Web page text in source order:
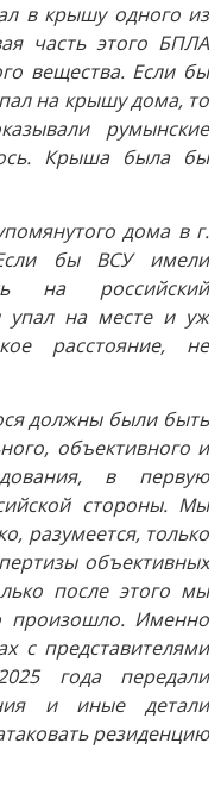
в крышу одного из
часть этого БПЛА
вещества. Если бы
на крышу дома, то
румынские
Крыша была бы
дома в г.
бы ВСУ имели
на российский
упал на месте и уж
расстояние, не
должны были быть
объективного и
в первую
стороны. Мы
разумеется, только
объективных
после этого мы
произошло. Именно
с представителями
года передали
и иные детали
резиденцию